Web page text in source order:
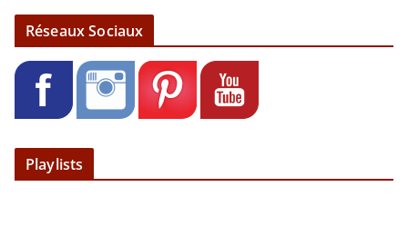
Réseaux Sociaux
Playlists